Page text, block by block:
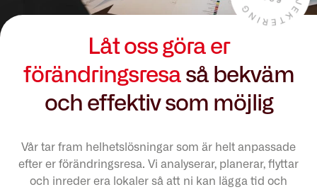
Låt oss göra er
förändringsresa så bekväm
och effektiv som möjlig
Vår tar fram helhetslösningar som är helt anpassade
efter er förändringsresa. Vi analyserar, planerar, flyttar
och inreder era lokaler så att ni kan lägga tid och